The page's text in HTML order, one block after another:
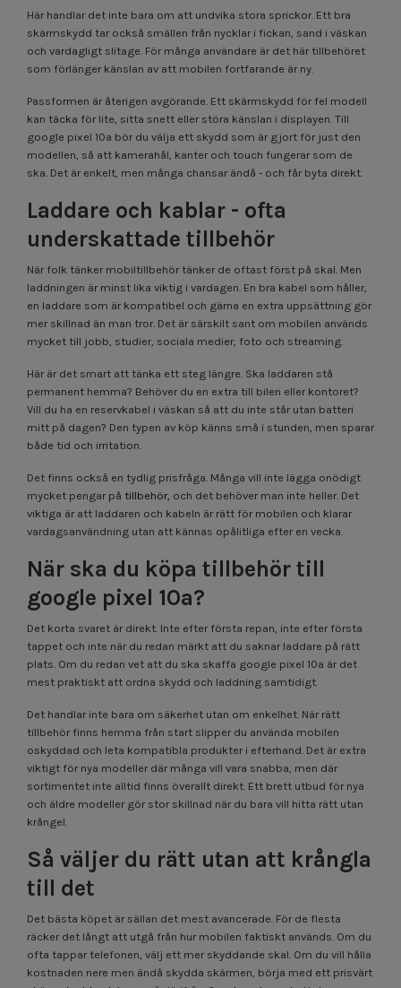
Här handlar det inte bara om att undvika stora sprickor. Ett bra
skärmskydd tar också smällen från nycklar i fickan, sand i väskan
och vardagligt slitage. För många användare är det här tillbehöret
som förlänger känslan av att mobilen fortfarande är ny.
Passformen är återigen avgörande. Ett skärmskydd för fel modell
kan täcka för lite, sitta snett eller störa känslan i displayen. Till
google pixel 10a bör du välja ett skydd som är gjort för just den
modellen, så att kamerahål, kanter och touch fungerar som de
ska. Det är enkelt, men många chansar ändå - och får byta direkt.
Laddare och kablar - ofta
underskattade tillbehör
När folk tänker mobiltillbehör tänker de oftast först på skal. Men
laddningen är minst lika viktig i vardagen. En bra kabel som håller,
en laddare som är kompatibel och gärna en extra uppsättning gör
mer skillnad än man tror. Det är särskilt sant om mobilen används
mycket till jobb, studier, sociala medier, foto och streaming.
Här är det smart att tänka ett steg längre. Ska laddaren stå
permanent hemma? Behöver du en extra till bilen eller kontoret?
Vill du ha en reservkabel i väskan så att du inte står utan batteri
mitt på dagen? Den typen av köp känns små i stunden, men sparar
både tid och irritation.
Det finns också en tydlig prisfråga. Många vill inte lägga onödigt
mycket pengar på tillbehör, och det behöver man inte heller. Det
viktiga är att laddaren och kabeln är rätt för mobilen och klarar
vardagsanvändning utan att kännas opålitliga efter en vecka.
När ska du köpa tillbehör till
google pixel 10a?
Det korta svaret är direkt. Inte efter första repan, inte efter första
tappet och inte när du redan märkt att du saknar laddare på rätt
plats. Om du redan vet att du ska skaffa google pixel 10a är det
mest praktiskt att ordna skydd och laddning samtidigt.
Det handlar inte bara om säkerhet utan om enkelhet. När rätt
tillbehör finns hemma från start slipper du använda mobilen
oskyddad och leta kompatibla produkter i efterhand. Det är extra
viktigt för nya modeller där många vill vara snabba, men där
sortimentet inte alltid finns överallt direkt. Ett brett utbud för nya
och äldre modeller gör stor skillnad när du bara vill hitta rätt utan
krångel.
Så väljer du rätt utan att krångla
till det
Det bästa köpet är sällan det mest avancerade. För de flesta
räcker det långt att utgå från hur mobilen faktiskt används. Om du
ofta tappar telefonen, välj ett mer skyddande skal. Om du vill hålla
kostnaden nere men ändå skydda skärmen, börja med ett prisvärt